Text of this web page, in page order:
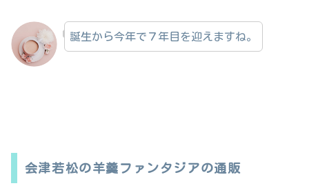
誕生から今年で７年目を迎えますね。
会津若松の羊羹ファンタジアの通販